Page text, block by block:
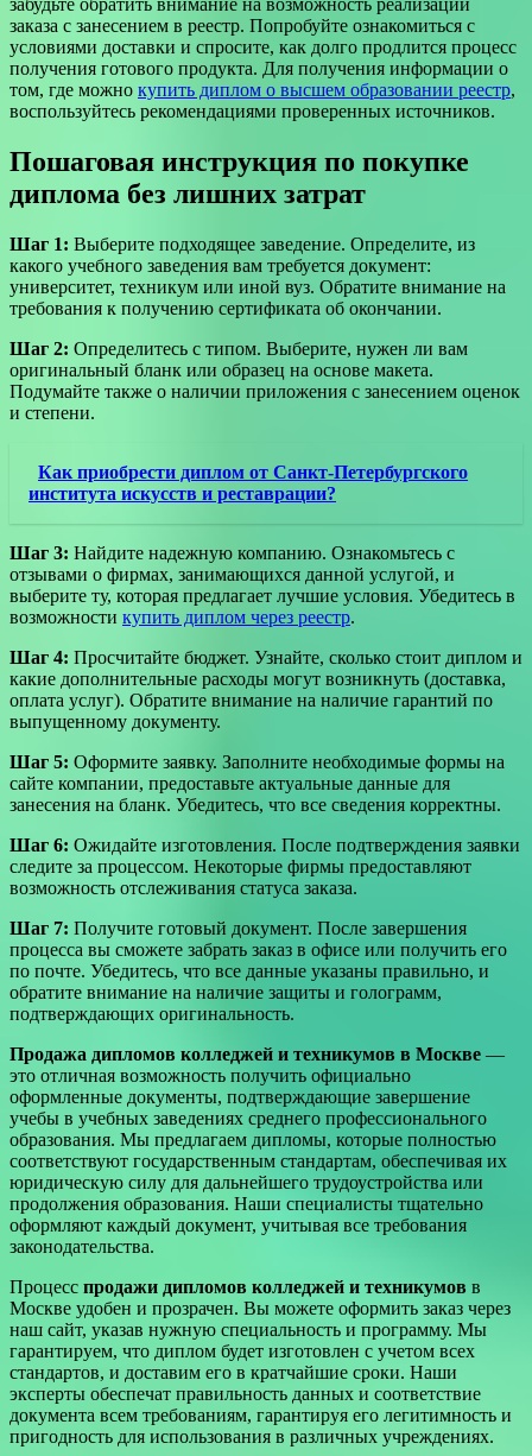
заказа с занесением в реестр. Попробуйте ознакомиться с
условиями доставки и спросите, как долго продлится процесс
получения готового продукта. Для получения информации о
том, где можно купить диплом о высшем образовании реестр,
воспользуйтесь рекомендациями проверенных источников.
Пошаговая инструкция по покупке
диплома без лишних затрат
Шаг 1: Выберите подходящее заведение. Определите, из
какого учебного заведения вам требуется документ:
университет, техникум или иной вуз. Обратите внимание на
требования к получению сертификата об окончании.
Шаг 2: Определитесь с типом. Выберите, нужен ли вам
оригинальный бланк или образец на основе макета.
Подумайте также о наличии приложения с занесением оценок
и степени.
Как приобрести диплом от Санкт-Петербургского
института искусств и реставрации?
Шаг 3: Найдите надежную компанию. Ознакомьтесь с
отзывами о фирмах, занимающихся данной услугой, и
выберите ту, которая предлагает лучшие условия. Убедитесь в
возможности купить диплом через реестр.
Шаг 4: Просчитайте бюджет. Узнайте, сколько стоит диплом и
какие дополнительные расходы могут возникнуть (доставка,
оплата услуг). Обратите внимание на наличие гарантий по
выпущенному документу.
Шаг 5: Оформите заявку. Заполните необходимые формы на
сайте компании, предоставьте актуальные данные для
занесения на бланк. Убедитесь, что все сведения корректны.
Шаг 6: Ожидайте изготовления. После подтверждения заявки
следите за процессом. Некоторые фирмы предоставляют
возможность отслеживания статуса заказа.
Шаг 7: Получите готовый документ. После завершения
процесса вы сможете забрать заказ в офисе или получить его
по почте. Убедитесь, что все данные указаны правильно, и
обратите внимание на наличие защиты и голограмм,
подтверждающих оригинальность.
Продажа дипломов колледжей и техникумов в Москве —
это отличная возможность получить официально
оформленные документы, подтверждающие завершение
учебы в учебных заведениях среднего профессионального
образования. Мы предлагаем дипломы, которые полностью
соответствуют государственным стандартам, обеспечивая их
юридическую силу для дальнейшего трудоустройства или
продолжения образования. Наши специалисты тщательно
оформляют каждый документ, учитывая все требования
законодательства.
Процесс продажи дипломов колледжей и техникумов в
Москве удобен и прозрачен. Вы можете оформить заказ через
наш сайт, указав нужную специальность и программу. Мы
гарантируем, что диплом будет изготовлен с учетом всех
стандартов, и доставим его в кратчайшие сроки. Наши
эксперты обеспечат правильность данных и соответствие
документа всем требованиям, гарантируя его легитимность и
пригодность для использования в различных учреждениях.